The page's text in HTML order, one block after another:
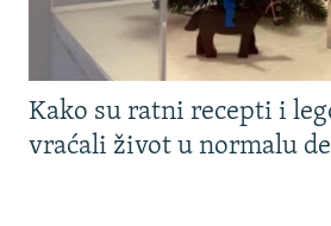
Kako su ratni recepti i
vraćali život u normalu